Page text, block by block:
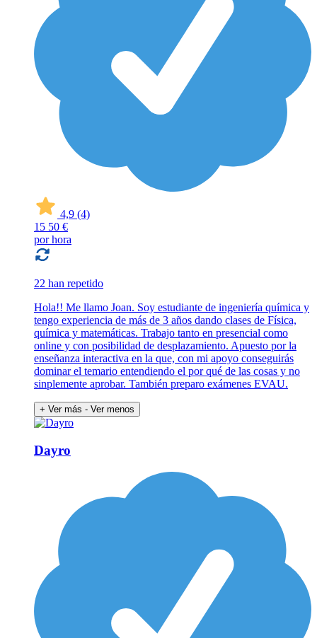
4,9 (4)
15 50 €
por hora
22 han repetido
Hola!! Me llamo Joan. Soy estudiante de ingeniería química y
tengo experiencia de más de 3 años dando clases de Física,
química y matemáticas. Trabajo tanto en presencial como
online y con posibilidad de desplazamiento. Apuesto por la
enseñanza interactiva en la que, con mi apoyo conseguirás
dominar el temario entendiendo el por qué de las cosas y no
sinplemente aprobar. También preparo exámenes EVAU.
+ Ver más - Ver menos
Dayro